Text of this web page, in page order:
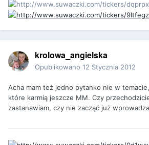
krolowa_angielska
Opublikowano 12 Stycznia 2012
Acha mam też jedno pytanko nie w
które karmią jeszcze MM. Czy
zastanawiam, czy nie zacząć już